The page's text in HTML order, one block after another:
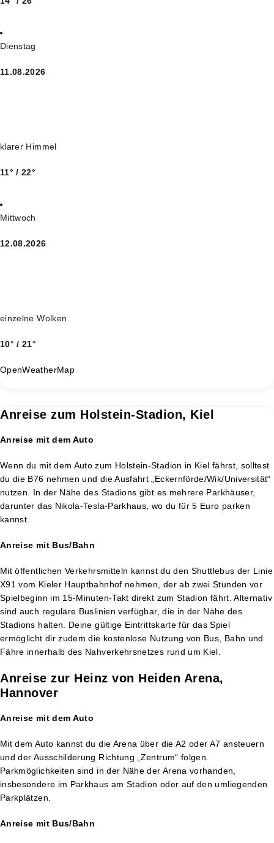
Dienstag
11.08.2026
klarer Himmel
11° / 22°
Mittwoch
12.08.2026
einzelne Wolken
10° / 21°
OpenWeatherMap
Anreise zum Holstein-Stadion, Kiel
Anreise mit dem Auto
Wenn du mit dem Auto zum Holstein-Stadion in Kiel fährst, solltest
du die B76 nehmen und die Ausfahrt „Eckernförde/Wik/Universität“
nutzen. In der Nähe des Stadions gibt es mehrere Parkhäuser,
darunter das Nikola-Tesla-Parkhaus, wo du für 5 Euro parken
kannst.
Anreise mit Bus/Bahn
Mit öffentlichen Verkehrsmitteln kannst du den Shuttlebus der Linie
X91 vom Kieler Hauptbahnhof nehmen, der ab zwei Stunden vor
Spielbeginn im 15-Minuten-Takt direkt zum Stadion fährt. Alternativ
sind auch reguläre Buslinien verfügbar, die in der Nähe des
Stadions halten. Deine gültige Eintrittskarte für das Spiel
ermöglicht dir zudem die kostenlose Nutzung von Bus, Bahn und
Fähre innerhalb des Nahverkehrsnetzes rund um Kiel​.
Anreise zur Heinz von Heiden Arena,
Hannover
Anreise mit dem Auto
Mit dem Auto kannst du die Arena über die A2 oder A7 ansteuern
und der Ausschilderung Richtung „Zentrum“ folgen.
Parkmöglichkeiten sind in der Nähe der Arena vorhanden,
insbesondere im Parkhaus am Stadion oder auf den umliegenden
Parkplätzen.
Anreise mit Bus/Bahn